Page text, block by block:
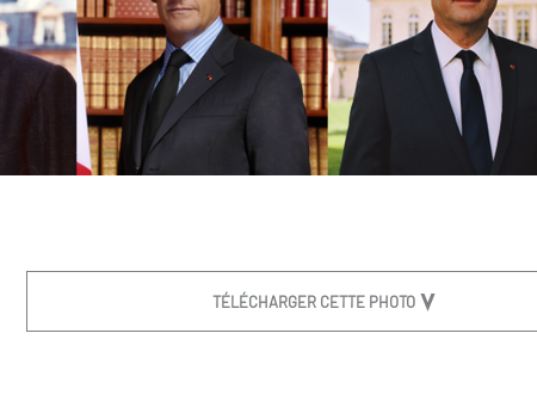
TÉLÉCHARGER CETTE PHOTO